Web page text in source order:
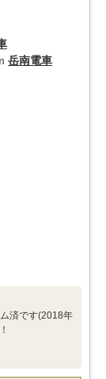
岳南電車
済です(2018年